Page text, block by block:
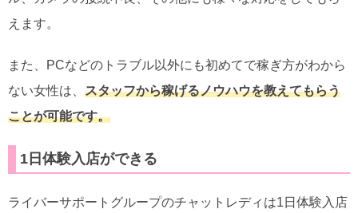
えます。
また、PCなどのトラブル以外にも初めてで稼ぎ方がわから
ない女性は、 スタッフから稼げるノウハウを教えてもらう
ことが可能です。
1日体験入店ができる
ライバーサポートグループのチャットレディは1日体験入店